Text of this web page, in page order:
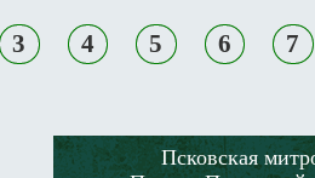
3 4 5 6 7
Псковская